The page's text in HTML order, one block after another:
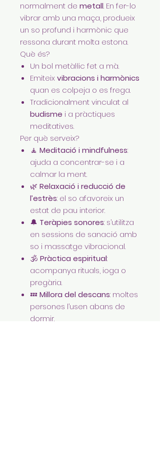
normalment de metall. En fer-lo
vibrar amb una maça, produeix
un so profund i harmònic que
ressona durant molta estona.
Què és?
Un bol metàl·lic fet a mà.
Emiteixvibracions i harmònics
quan es colpeja o es frega.
Tradicionalment vinculat al
budisme i a pràctiques
meditatives.
Per què serveix?
🧘 Meditació i mindfulness:
ajuda a concentrar-se i a
calmar la ment.
🌿 Relaxació i reducció de
l’estrès: el so afavoreix un
estat de pau interior.
🔔 Teràpies sonores: s’utilitza
en sessions de sanació amb
so i massatge vibracional.
🕉️ Pràctica espiritual:
acompanya rituals, ioga o
pregària.
💤 Millora del descans: moltes
persones l’usen abans de
dormir.